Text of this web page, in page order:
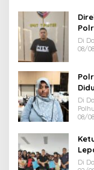
Di
08/
Di
08/
Di